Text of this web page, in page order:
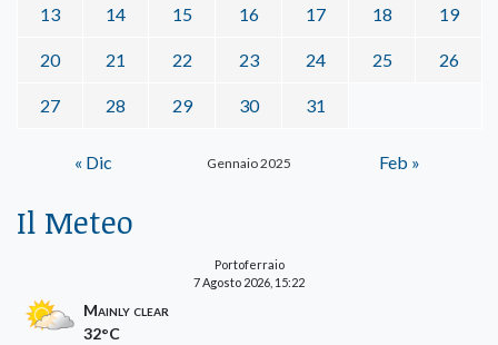
Gennaio 2025
13 14 15 16 17 18 19
20 21 22 23 24 25 26
27 28 29 30 31
« Dic Feb »
Il Meteo
Portoferraio
7 Agosto 2026, 15:22
Mainly clear
32°C